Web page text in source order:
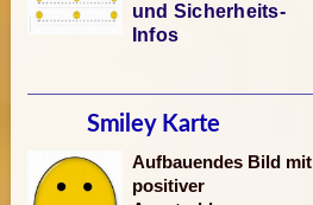
und Sicherheits-
Infos
Smiley Karte
Aufbauendes Bild mit
positiver